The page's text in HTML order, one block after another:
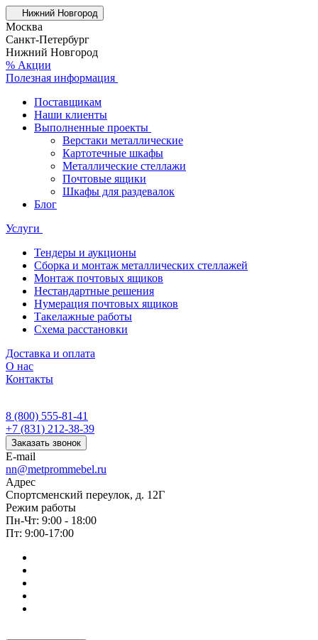
Нижний Новгород
Москва
Санкт-Петербург
Нижний Новгород
% Акции
Полезная информация
Поставщикам
Наши клиенты
Выполненные проекты
Верстаки металлические
Картотечные шкафы
Металлические стеллажи
Почтовые ящики
Шкафы для раздевалок
Блог
Услуги
Тендеры и аукционы
Сборка и монтаж металлических стеллажей
Монтаж почтовых ящиков
Нестандартные решения
Нумерация почтовых ящиков
Такелажные работы
Схема расстановки
Доставка и оплата
О нас
Контакты
8 (800) 555-81-41
+7 (831) 212-38-39
Заказать звонок
E-mail
nn@metprommebel.ru
Адрес
Спортсменский переулок, д. 12Г
Режим работы
Пн-Чт: 9:00 - 18:00
Пт: 9:00-17:00